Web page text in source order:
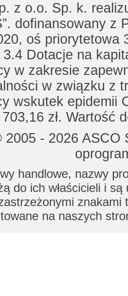
z o.o. Sp. k.
dofinansowany z
oś priorytetowa
3.4 Dotacje na
w zakresie
w związku z
wskutek epidemii
703,16 zł. Wartość
2005 - 2026
handlowe, nazwy
do ich właścicieli i
znakami
na naszych